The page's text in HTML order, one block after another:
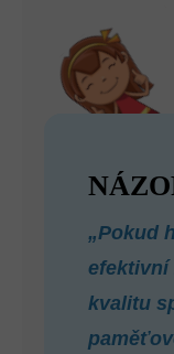
„Pokud
efektivní
kvalitu